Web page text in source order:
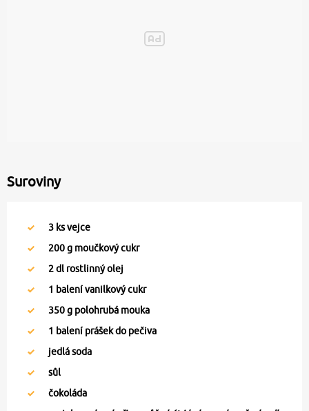
Suroviny
3 ks vejce
200g moučkový cukr
2dl rostlinný olej
1 balení vanilkový cukr
350g polohrubá mouka
1 balení prášek do pečiva
jedlá soda
sůl
čokoláda